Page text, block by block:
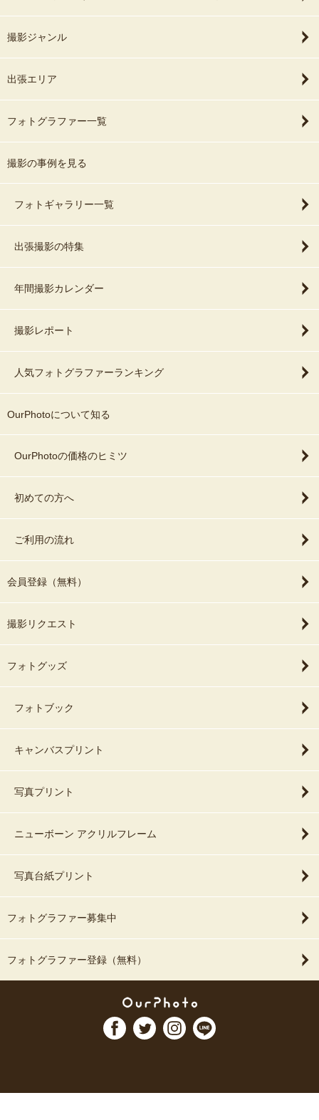
撮影ジャンル
出張エリア
フォトグラファー一覧
撮影の事例を見る
フォトギャラリー一覧
出張撮影の特集
年間撮影カレンダー
撮影レポート
人気フォトグラファーランキング
OurPhotoについて知る
OurPhotoの価格のヒミツ
初めての方へ
ご利用の流れ
会員登録（無料）
撮影リクエスト
フォトグッズ
フォトブック
キャンバスプリント
写真プリント
ニューボーン アクリルフレーム
写真台紙プリント
フォトグラファー募集中
フォトグラファー登録（無料）